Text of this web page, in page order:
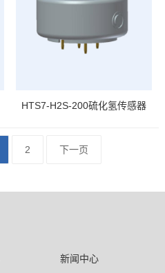
HTS7-H2S-200硫化氢传感器
2 下一页
新闻中心